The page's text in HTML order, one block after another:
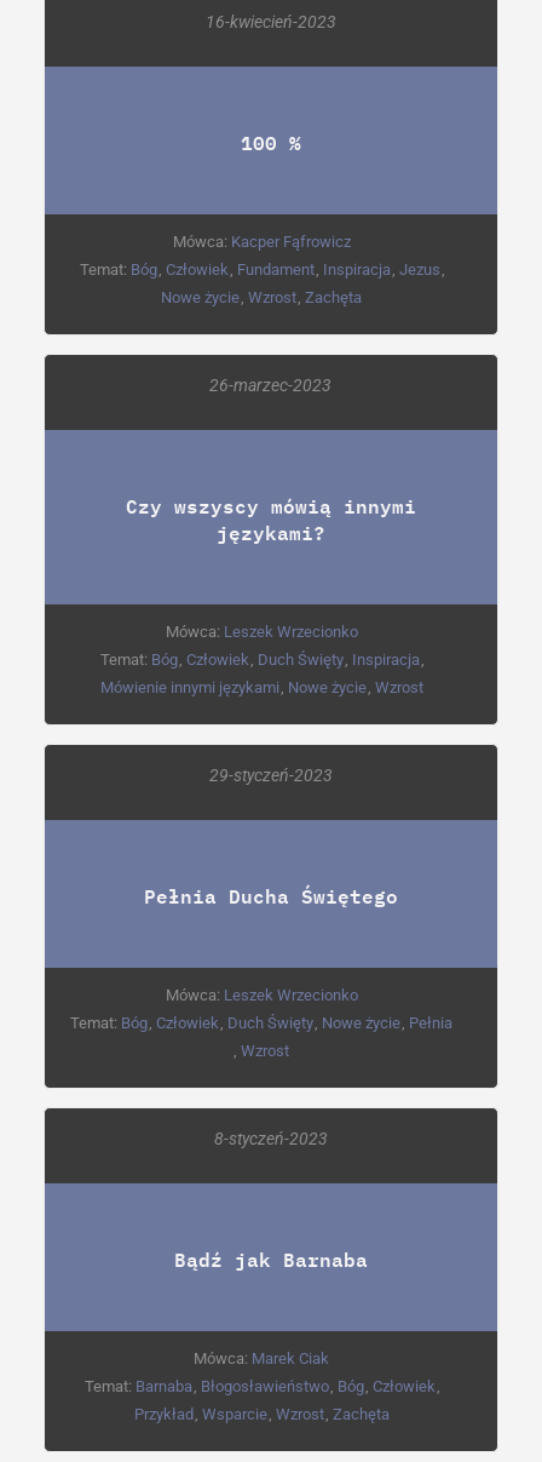
16-kwiecień-2023
100 %
Mówca: Kacper Fąfrowicz
Temat: Bóg Człowiek Fundament Inspiracja Jezus
Nowe życie ,Wzrost ,Zachęta
26-marzec-2023
Czy wszyscy mówią innymi
językami?
Mówca: Leszek Wrzecionko
Temat: Bóg Człowiek Duch Święty Inspiracja
Mówienie innymi językami Nowe życie Wzrost
29-styczeń-2023
Pełnia Ducha Świętego
Mówca: Leszek Wrzecionko
Temat: Bóg Człowiek Duch Święty Nowe życie Pełnia
,Wzrost
8-styczeń-2023
Bądź jak Barnaba
Mówca: Marek Ciak
Temat: Barnaba Błogosławieństwo Bóg Człowiek
Przykład Wsparcie Wzrost Zachęta